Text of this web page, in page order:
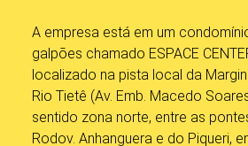
A empresa está em um
galpões chamado ESPACE
localizado na pista local da
Rio Tietê (Av. Emb. Macedo
sentido zona norte, entre as
Rodov. Anhanguera e do Piqueri,